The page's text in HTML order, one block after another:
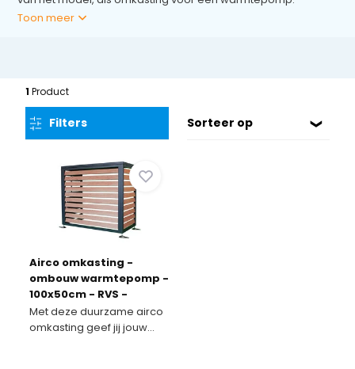
Toon meer
1Product
Filters Sorteer op
Airco omkasting -
ombouw warmtepomp -
100x50cm - RVS -
houtlook
Met deze duurzame airco
omkasting geef jij jouw...